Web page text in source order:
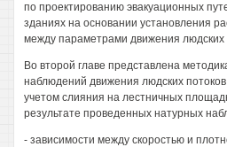
по проектированию эвакуационных
зданиях на основании установления
между параметрами движения людских
Во второй главе представлена
наблюдений движения людских потоков
учетом слияния на лестничных
результате проведенных натурных
- зависимости между скоростью и